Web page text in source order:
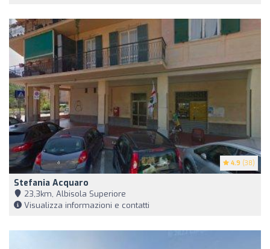
4.9 (38)
Stefania Acquaro
23,3km, Albisola Superiore
Visualizza informazioni e contatti